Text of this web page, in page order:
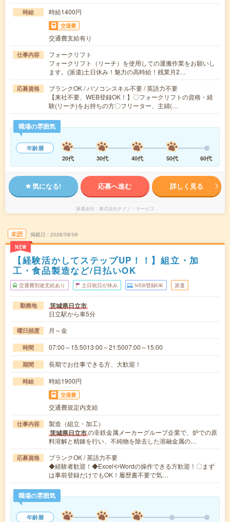
時給 時給1400円
交通費
交通費支給有り
仕事内容
フォークリフト
フォークリフト（リーチ）を使用しての運搬作業をお願いし
ます。(派遣)土日休み！魅力の高時給！残業月2…
応募資格
ブランクOK / パソコンスキル不要 / 英語力不要
【来社不要、WEB登録OK！】〇フォークリフトの資格・経
験(リーチ)をお持ちの方〇フリーター、主婦(…
職場の雰囲気
年齢層
20代
30代 40代 50代 60代
気になる! 応募へ進む 詳しく見る
派遣会社 株式会社テクノ・サービス
未読
NEW
掲載日 2026/08/06
【経験活かしてステップUP！！】組立・加
工・食品製造など/日払いOK
交通費別途支給あり 土日祝日が休み WEB登録OK 派遣
勤務地 茨城県日立市
日立駅から車5分
曜日頻度 月～金
時間 07:00～15:5013:00～21:5007:00～15:00
期間 長期でお仕事できる方、大歓迎！
時給 時給1900円
交通費
交通費規定内支給
仕事内容 製造（組立・加工）
茨城県日立市の非鉄金属メーカーグループ企業で、炉での原
料溶解と精錬を行い、不純物を除去した溶融金属の…
応募資格
ブランクOK / 英語力不要
◆経験者歓迎！◆ExcelやWordの操作できる方歓迎！〇まず
は事前登録だけでもOK！履歴書不要で気…
職場の雰囲気
年齢層